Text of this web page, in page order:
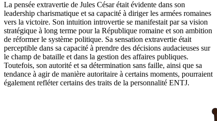
La pensée extravertie de Jules César était évidente dans son
leadership charismatique et sa capacité à diriger les armées romaines
vers la victoire. Son intuition introvertie se manifestait par sa vision
stratégique à long terme pour la République romaine et son ambition
de réformer le système politique. Sa sensation extravertie était
perceptible dans sa capacité à prendre des décisions audacieuses sur
le champ de bataille et dans la gestion des affaires publiques.
Toutefois, son autorité et sa détermination sans faille, ainsi que sa
tendance à agir de manière autoritaire à certains moments, pourraient
également refléter certains des traits de la personnalité ENTJ.